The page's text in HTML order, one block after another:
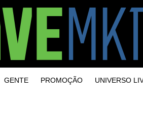
GENTE PROMOÇÃO UNIVERSO